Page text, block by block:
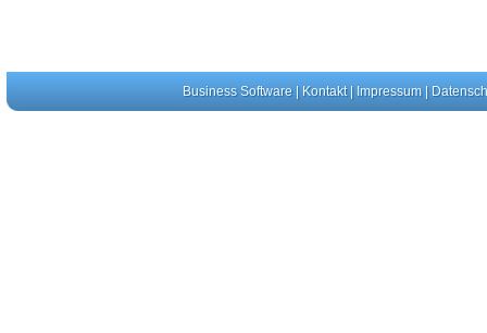
Business Software| Kontakt| Impressum|